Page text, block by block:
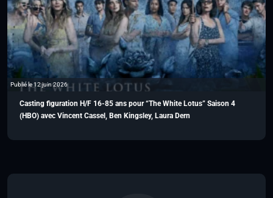
Publié le 12 juin 2026
Casting figuration H/F 16-85 ans pour “The White Lotus” Saison 4
(HBO) avec Vincent Cassel, Ben Kingsley, Laura Dern